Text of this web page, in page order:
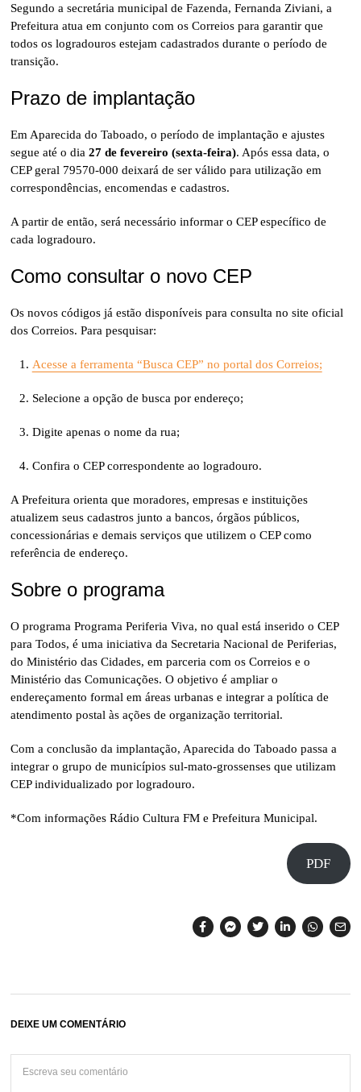
Segundo a secretária municipal de Fazenda, Fernanda Ziviani, a
Prefeitura atua em conjunto com os Correios para garantir que
todos os logradouros estejam cadastrados durante o período de
transição.
Prazo de implantação
Em Aparecida do Taboado, o período de implantação e ajustes
segue até o dia27 de fevereiro (sexta-feira). Após essa data, o
CEP geral 79570-000 deixará de ser válido para utilização em
correspondências, encomendas e cadastros.
A partir de então, será necessário informar o CEP específico de
cada logradouro.
Como consultar o novo CEP
Os novos códigos já estão disponíveis para consulta no site oficial
dos Correios. Para pesquisar:
Acesse a ferramenta “Busca CEP” no portal dos Correios;
Selecione a opção de busca por endereço;
Digite apenas o nome da rua;
Confira o CEP correspondente ao logradouro.
A Prefeitura orienta que moradores, empresas e instituições
atualizem seus cadastros junto a bancos, órgãos públicos,
concessionárias e demais serviços que utilizem o CEP como
referência de endereço.
Sobre o programa
O programaPrograma Periferia Viva, no qual está inserido o CEP
para Todos, é uma iniciativa da Secretaria Nacional de Periferias,
do Ministério das Cidades, em parceria com os Correios e o
Ministério das Comunicações. O objetivo é ampliar o
endereçamento formal em áreas urbanas e integrar a política de
atendimento postal às ações de organização territorial.
Com a conclusão da implantação, Aparecida do Taboado passa a
integrar o grupo de municípios sul-mato-grossenses que utilizam
CEP individualizado por logradouro.
*Com informaçõesRádio Cultura FM e Prefeitura Municipal.
PDF
DEIXE UM COMENTÁRIO